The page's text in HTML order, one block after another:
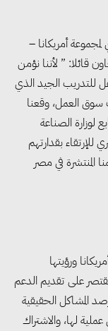
أمريكانا –
قائلا: ” لأننا نؤمن
للتدريب الجيد الذي
سوق العمل، وقعنا
لوزارة الصناعة
ل1000 شاب مصري للإرتقاء بقدارتهم
في مصر
ورؤيتها
على تقديم الدعم
المشاكل الحقيقية
لها، والاشتراك